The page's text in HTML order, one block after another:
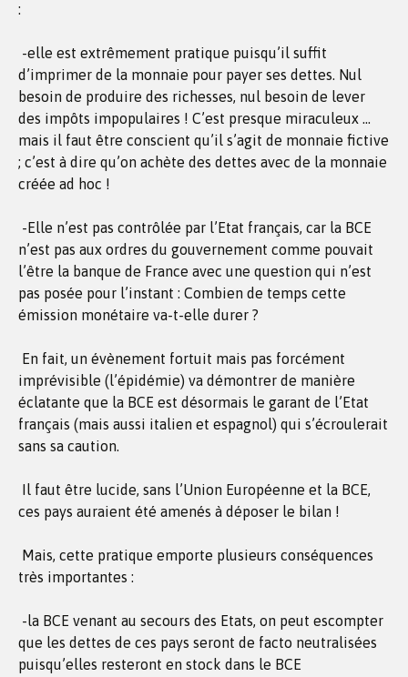
:
-elle est extrêmement pratique puisqu’il suffit
d’imprimer de la monnaie pour payer ses dettes. Nul
besoin de produire des richesses, nul besoin de lever
des impôts impopulaires ! C’est presque miraculeux …
mais il faut être conscient qu’il s’agit de monnaie fictive
; c’est à dire qu’on achète des dettes avec de la monnaie
créée ad hoc !
-Elle n’est pas contrôlée par l’Etat français, car la BCE
n’est pas aux ordres du gouvernement comme pouvait
l’être la banque de France avec une question qui n’est
pas posée pour l’instant : Combien de temps cette
émission monétaire va-t-elle durer ?
En fait, un évènement fortuit mais pas forcément
imprévisible (l’épidémie) va démontrer de manière
éclatante que la BCE est désormais le garant de l’Etat
français (mais aussi italien et espagnol) qui s’écroulerait
sans sa caution.
Il faut être lucide, sans l’Union Européenne et la BCE,
ces pays auraient été amenés à déposer le bilan !
Mais, cette pratique emporte plusieurs conséquences
très importantes :
-la BCE venant au secours des Etats, on peut escompter
que les dettes de ces pays seront de facto neutralisées
puisqu’elles resteront en stock dans le BCE